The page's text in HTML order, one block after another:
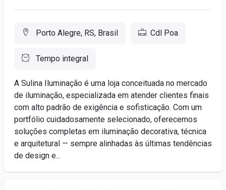
Porto Alegre, RS, Brasil Cdl Poa
Tempo integral
A Sulina Iluminação é uma loja conceituada no mercado
de iluminação, especializada em atender clientes finais
com alto padrão de exigência e sofisticação. Com um
portfólio cuidadosamente selecionado, oferecemos
soluções completas em iluminação decorativa, técnica
e arquitetural — sempre alinhadas às últimas tendências
de design e...